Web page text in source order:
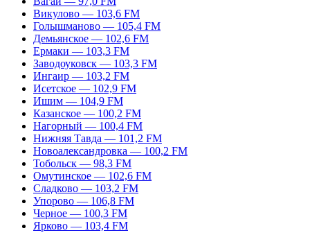
Викулово — 103,6 FM
Голышманово — 105,4 FM
Демьянское — 102,6 FM
Ермаки — 103,3 FM
Заводоуковск — 103,3 FM
Ингаир — 103,2 FM
Исетское — 102,9 FM
Ишим — 104,9 FM
Казанское — 100,2 FM
Нагорный — 100,4 FM
Нижняя Тавда — 101,2 FM
Новоалександровка — 100,2 FM
Тобольск — 98,3 FM
Омутинское — 102,6 FM
Сладково — 103,2 FM
Упорово — 106,8 FM
Черное — 100,3 FM
Ярково — 103,4 FM